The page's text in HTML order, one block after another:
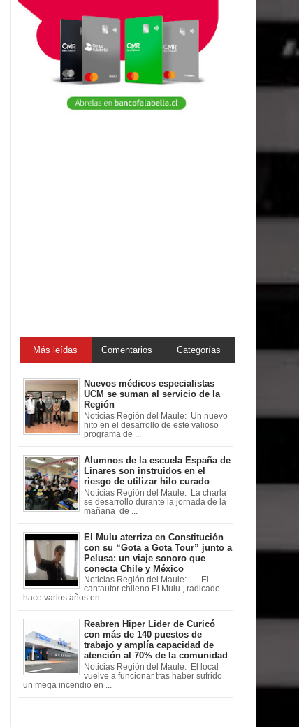
Más leídas Comentarios Categorías
Nuevos médicos especialistas
UCM se suman al servicio de la
Región
Noticias Región del Maule: Un nuevo
hito en el desarrollo de este valioso
programa de ...
Alumnos de la escuela España de
Linares son instruidos en el
riesgo de utilizar hilo curado
Noticias Región del Maule: La charla
se desarrolló durante la jornada de la
mañana de ...
El Mulu aterriza en Constitución
con su “Gota a Gota Tour” junto a
Pelusa: un viaje sonoro que
conecta Chile y México
Noticias Región del Maule: El
cantautor chileno El Mulu , radicado
hace varios años en ...
Reabren Hiper Lider de Curicó
con más de 140 puestos de
trabajo y amplía capacidad de
atención al 70% de la comunidad
Noticias Región del Maule: El local
vuelve a funcionar tras haber sufrido
un mega incendio en ...